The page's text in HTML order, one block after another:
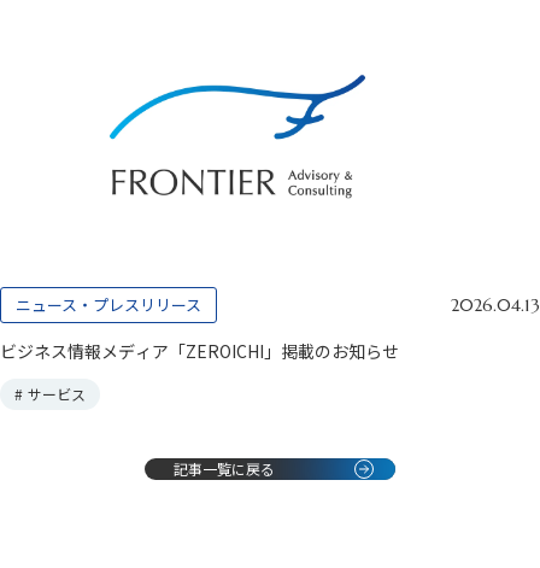
ニュース・プレスリリース 2026.04.13
ビジネス情報メディア「ZEROICHI」掲載のお知らせ
# サービス
記事一覧に戻る